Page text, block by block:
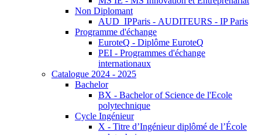
Non Diplomant
AUD_IPParis - AUDITEURS - IP Paris
Programme d'échange
EuroteQ - Diplôme EuroteQ
PEI - Programmes d'échange
internationaux
Catalogue 2024 - 2025
Bachelor
BX - Bachelor of Science de l'Ecole
polytechnique
Cycle Ingénieur
X - Titre d’Ingénieur diplômé de l’École